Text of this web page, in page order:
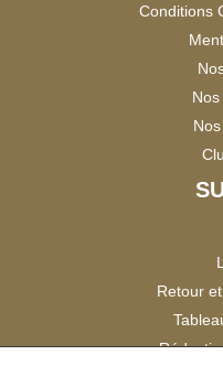
Conditions
Retour